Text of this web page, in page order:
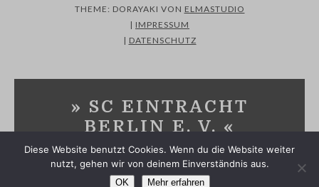
THEME: DORAYAKI VON ELMASTUDIO
| IMPRESSUM
| DATENSCHUTZ
» SC EINTRACHT
BERLIN E. V. «
SPORTVEREIN IN MARZAHN-HELLERSDORF UND
Diese Website benutzt Cookies. Wenn du die Website weiter
nutzt, gehen wir von deinem Einverständnis aus.
OK Mehr erfahren